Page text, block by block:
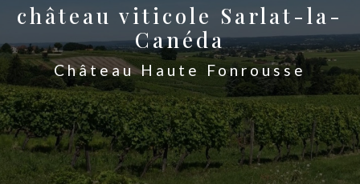
château viticole Sarlat-la-
Canéda
Château Haute Fonrousse